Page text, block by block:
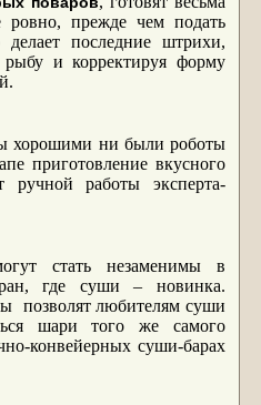
прежде чем подать
последние штрихи,
рыбу и корректируя форму
хорошими ни были роботы
приготовление вкусного
ручной работы эксперта-
стать незаменимы в
где суши – новинка.
позволят любителям суши
шари того же самого
конвейерных суши-барах